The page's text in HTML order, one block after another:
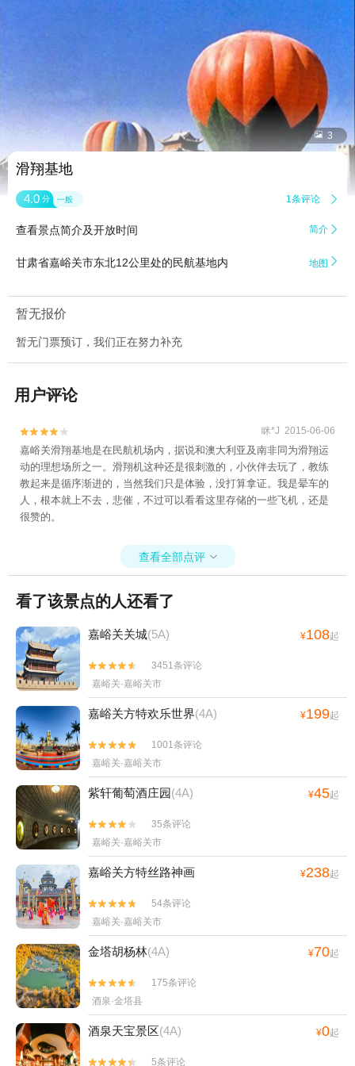
 3
滑翔基地
4.0 分 一般 1条评论 
查看景点简介及开放时间 简介 
甘肃省嘉峪关市东北12公里处的民航基地内 地图 
暂无报价
暂无门票预订，我们正在努力补充
用户评论

 眯*J 2015-06-06
嘉峪关滑翔基地是在民航机场内，据说和澳大利亚及南非同为滑翔运
动的理想场所之一。滑翔机这种还是很刺激的，小伙伴去玩了，教练
教起来是循序渐进的，当然我们只是体验，没打算拿证。我是晕车的
人，根本就上不去，悲催，不过可以看看这里存储的一些飞机，还是
很赞的。
查看全部点评 
看了该景点的人还看了
嘉峪关关城(5A) ¥108起


3451条评论
嘉峪关·嘉峪关市
嘉峪关方特欢乐世界(4A) ¥199起


1001条评论
嘉峪关·嘉峪关市
紫轩葡萄酒庄园(4A) ¥45起


35条评论
嘉峪关·嘉峪关市
嘉峪关方特丝路神画 ¥238起


54条评论
嘉峪关·嘉峪关市
金塔胡杨林(4A) ¥70起


175条评论
酒泉·金塔县
酒泉天宝景区(4A) ¥0起

 5条评论